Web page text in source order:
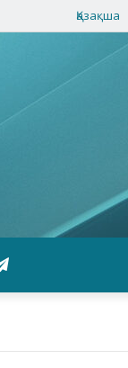
Қазақша
Telegram